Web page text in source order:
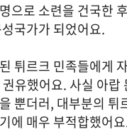
으로 소련을 건국한
국가가 되었어요.
튀르크 민족들에게
유했어요. 사실 아
뿐더러, 대부분의
에 매우 부적합했어